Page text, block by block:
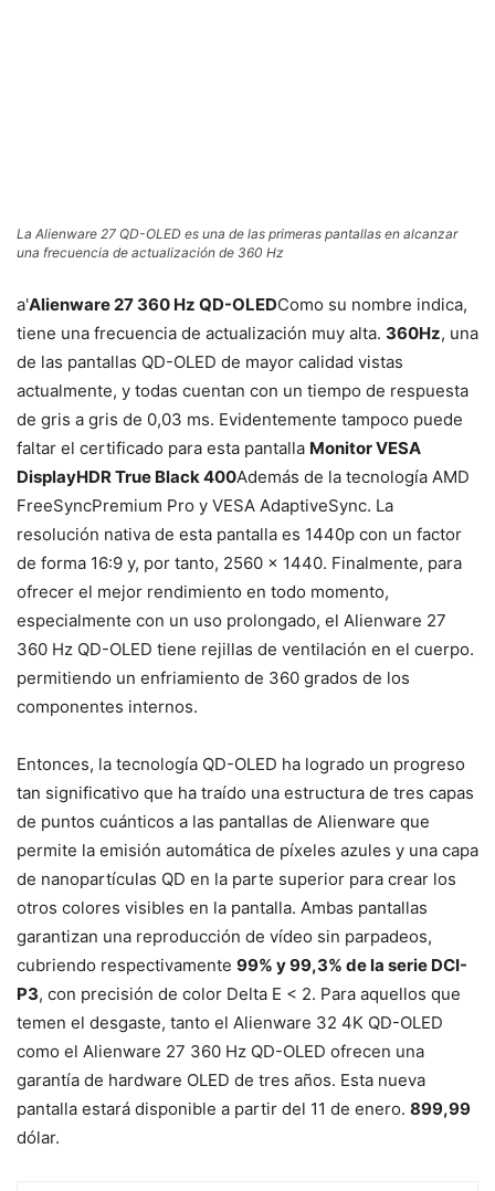
La Alienware 27 QD-OLED es una de las primeras pantallas en alcanzar
una frecuencia de actualización de 360 ​​Hz
a'Alienware 27 360 Hz QD-OLEDComo su nombre indica,
tiene una frecuencia de actualización muy alta. 360Hz, una
de las pantallas QD-OLED de mayor calidad vistas
actualmente, y todas cuentan con un tiempo de respuesta
de gris a gris de 0,03 ms. Evidentemente tampoco puede
faltar el certificado para esta pantalla Monitor VESA
DisplayHDR True Black 400Además de la tecnología AMD
FreeSyncPremium Pro y VESA AdaptiveSync. La
resolución nativa de esta pantalla es 1440p con un factor
de forma 16:9 y, por tanto, 2560 x 1440. Finalmente, para
ofrecer el mejor rendimiento en todo momento,
especialmente con un uso prolongado, el Alienware 27
360 Hz QD-OLED tiene rejillas de ventilación en el cuerpo.
permitiendo un enfriamiento de 360 ​​grados de los
componentes internos.
Entonces, la tecnología QD-OLED ha logrado un progreso
tan significativo que ha traído una estructura de tres capas
de puntos cuánticos a las pantallas de Alienware que
permite la emisión automática de píxeles azules y una capa
de nanopartículas QD en la parte superior para crear los
otros colores visibles en la pantalla. Ambas pantallas
garantizan una reproducción de vídeo sin parpadeos,
cubriendo respectivamente 99% y 99,3% de la serie DCI-
P3, con precisión de color Delta E < 2. Para aquellos que
temen el desgaste, tanto el Alienware 32 4K QD-OLED
como el Alienware 27 360 Hz QD-OLED ofrecen una
garantía de hardware OLED de tres años. Esta nueva
pantalla estará disponible a partir del 11 de enero. 899,99
dólar.